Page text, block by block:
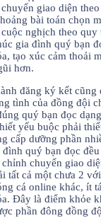
giao diện
bài toán chọn
nghịch theo
gia đình quý bạn
tạo xúc cảm thoải
hơn.
đăng ký kết cũng
tình của đồng đội
quý bạn đọc
yếu buộc phải
cấp dưỡng phần
quý bạn đọc
chuyển giao
tất cả một chưa 2
cá online khác, ít
Đây là điểm khỏe
phần đông đồng